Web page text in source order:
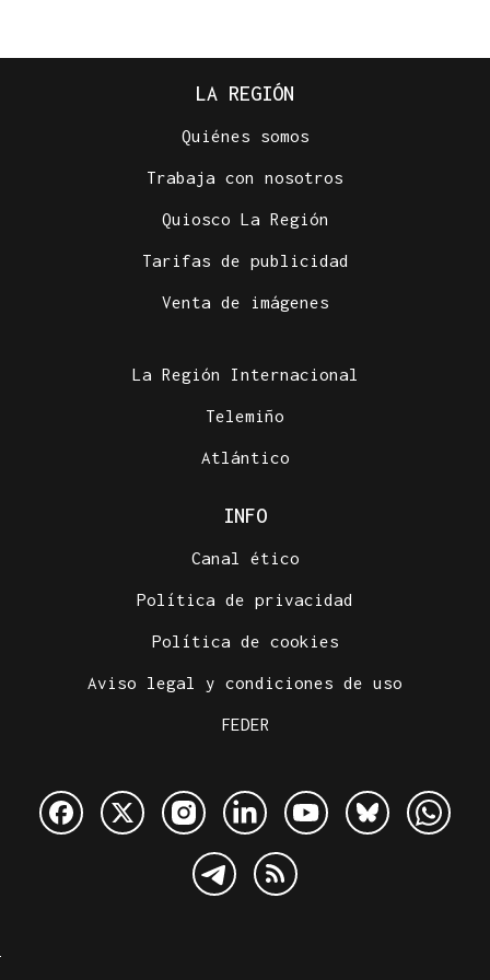
LA REGIÓN
Quiénes somos
Trabaja con nosotros
Quiosco La Región
Tarifas de publicidad
Venta de imágenes
La Región Internacional
Telemiño
Atlántico
INFO
Canal ético
Política de privacidad
Política de cookies
Aviso legal y condiciones de uso
FEDER